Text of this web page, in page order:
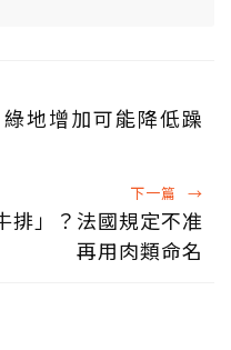
地增加可能降低躁
下一篇 →
排」？法國規定不准
再用肉類命名